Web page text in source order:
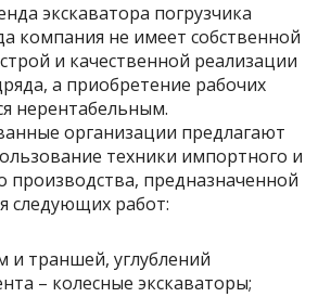
экскаватора погрузчика
компания не имеет собственной
и качественной реализации
а приобретение рабочих
нерентабельным.
организации предлагают
техники импортного и
производства, предназначенной
следующих работ:
и траншей, углублений
– колесные экскаваторы;